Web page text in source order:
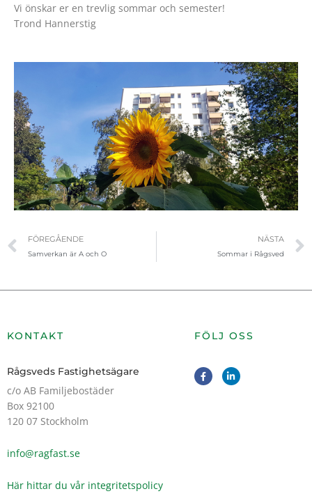
Vi önskar er en trevlig sommar och semester!
Trond Hannerstig
Föregående
FÖREGÅENDE
Samverkan är A och O
NÄSTA
Sommar i Rågsved
KONTAKT
Rågsveds Fastighetsägare
c/o AB Familjebostäder
Box 92100
120 07 Stockholm
info@ragfast.se
Här hittar du vår integritetspolicy
FÖLJ OSS
F
a
c
L
i
n